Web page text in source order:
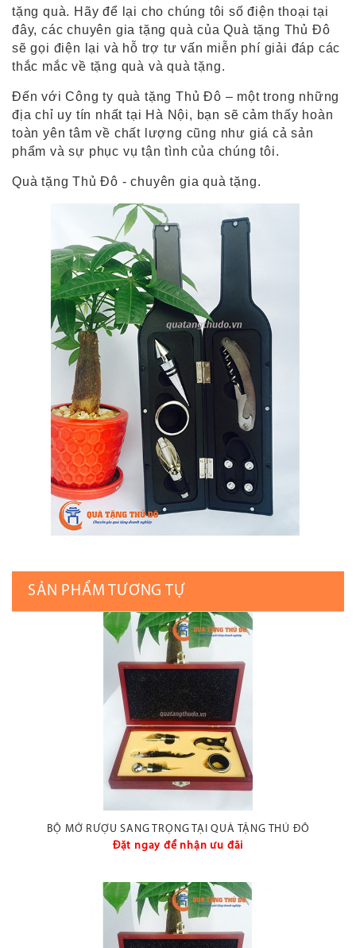
tặng quà. Hãy để lại cho chúng tôi số điện thoại tại
đây, các chuyên gia tặng quà của Quà tặng Thủ Đô
sẽ gọi điện lại và hỗ trợ tư vấn miễn phí giải đáp các
thắc mắc về tặng quà và quà tặng.
Đến với Công ty quà tặng Thủ Đô – một trong những
địa chỉ uy tín nhất tại Hà Nội, bạn sẽ cảm thấy hoàn
toàn yên tâm về chất lượng cũng như giá cả sản
phẩm và sự phục vụ tận tình của chúng tôi.
Quà tặng Thủ Đô - chuyên gia quà tặng.
SẢN PHẨM TƯƠNG TỰ
BỘ MỞ RƯỢU SANG TRỌNG TẠI QUÀ TẶNG THỦ ĐÔ
Đặt ngay để nhận ưu đãi